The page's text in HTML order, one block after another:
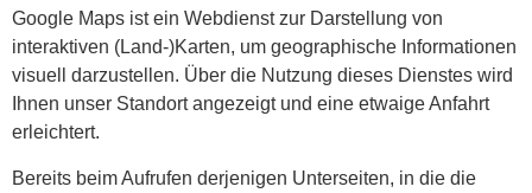
Google Maps ist ein Webdienst zur Darstellung von
interaktiven (Land-)Karten, um geographische Informationen
visuell darzustellen. Über die Nutzung dieses Dienstes wird
Ihnen unser Standort angezeigt und eine etwaige Anfahrt
erleichtert.
Bereits beim Aufrufen derjenigen Unterseiten, in die die